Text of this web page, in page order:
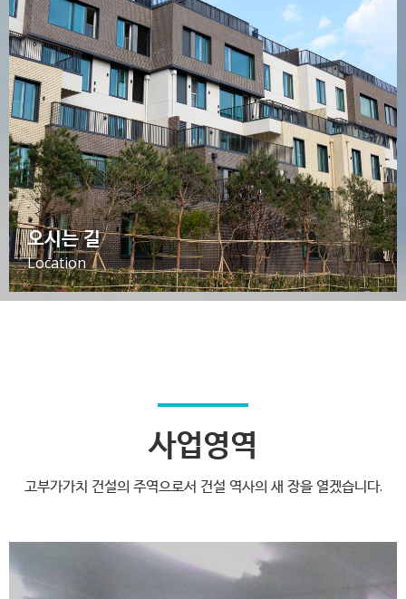
오시는 길
Location
사업영역
고부가가치 건설의 주역으로서 건설 역사의 새 장을 열겠습니다.